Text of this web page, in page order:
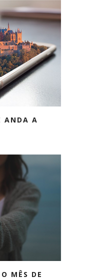
ANDA A
MÊS DE